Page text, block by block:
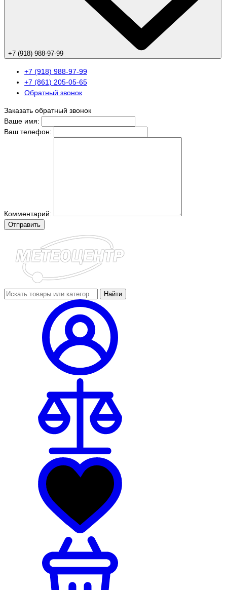
+7 (918) 988-97-99
+7 (918) 988-97-99
+7 (861) 205-05-65
Обратный звонок
Заказать обратный звонок
Ваше имя:
Ваш телефон:
Комментарий:
Отправить
Найти